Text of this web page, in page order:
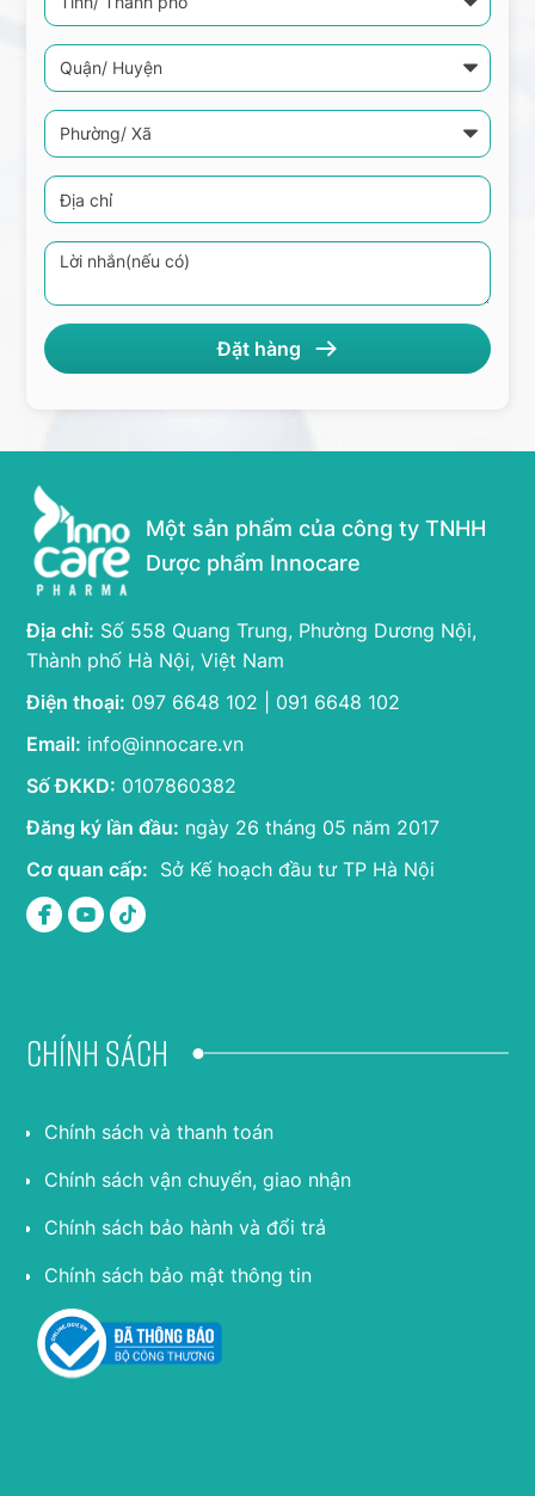
Một sản phẩm của công ty TNHH
Dược phẩm Innocare
Địa chỉ: Số 558 Quang Trung, Phường Dương Nội,
Thành phố Hà Nội, Việt Nam
Điện thoại: 097 6648 102 | 091 6648 102
Email: info@innocare.vn
Số ĐKKD: 0107860382
Đăng ký lần đầu: ngày 26 tháng 05 năm 2017
Cơ quan cấp: Sở Kế hoạch đầu tư TP Hà Nội
Chính sách
Chính sách và thanh toán
Chính sách vận chuyển, giao nhận
Chính sách bảo hành và đổi trả
Chính sách bảo mật thông tin